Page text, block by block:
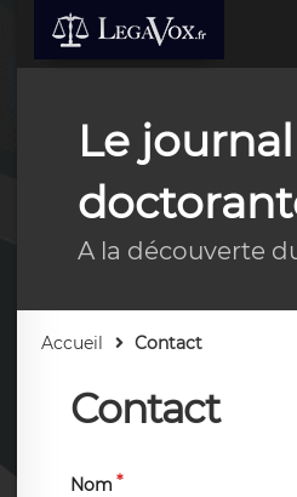
Le
A la découverte
Accueil Contact
Contact
Nom